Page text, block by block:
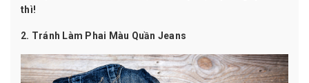
thì!
2. Tránh Làm Phai Màu Quần Jeans